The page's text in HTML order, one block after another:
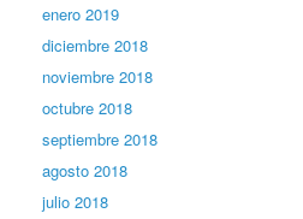
enero 2019
diciembre 2018
noviembre 2018
octubre 2018
septiembre 2018
agosto 2018
julio 2018